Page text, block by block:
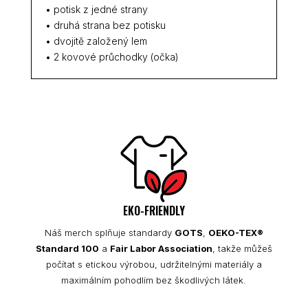
• potisk z jedné strany
• druhá strana bez potisku
• dvojitě založený lem
• 2 kovové průchodky (očka)
EKO-FRIENDLY
Náš merch splňuje standardy GOTS
OEKO-TEX®
Standard 100 a Fair Labor Association , takže můžeš
počítat s etickou výrobou, udržitelnými materiály a
maximálním pohodlím bez škodlivých látek.